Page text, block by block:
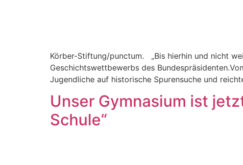
Kör­ber-Stiftung/punc­­tum. „Bis hier­hin und nicht
Geschichtswet­tbe­werbs des
Jugendliche auf his­torische Spuren­suche und
Unser Gymnasium ist
Schule“